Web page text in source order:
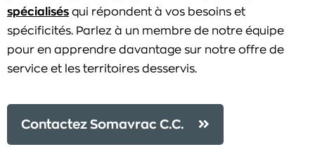
spécialisés qui répondent à vos besoins et
spécificités. Parlez à un membre de notre équipe
pour en apprendre davantage sur notre offre de
service et les territoires desservis.
Contactez Somavrac C.C.